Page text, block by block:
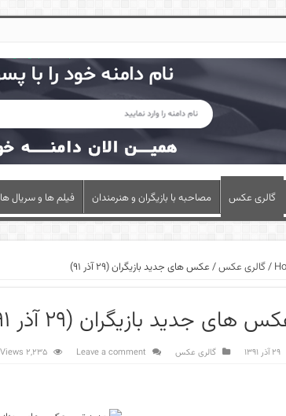
گالری عکس مصاحبه با بازیگران و هنرمندان فیلم ها و سریال ها
/گالری عکس/ عکس های جدید بازیگران (۲۹ آذر ۹۱)
های جدید بازیگران (۲۹ آذر ۹۱)
۲۹ آذر ۱۳۹۱ گالری عکس Leave a comment
2,235 Views